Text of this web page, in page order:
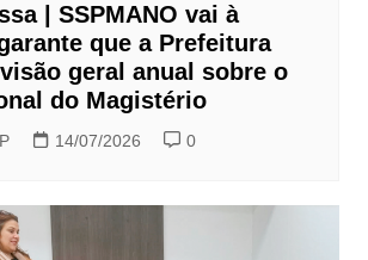
| SSPMANO vai à
que a Prefeitura
geral anual sobre o
do Magistério
14/07/2026 0